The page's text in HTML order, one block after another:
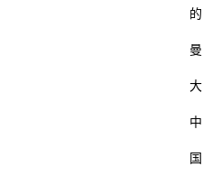
的
曼
大
中
国